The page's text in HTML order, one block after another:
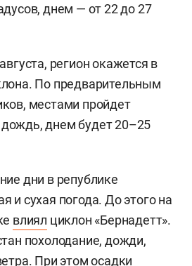
днем — от 22 до 27
регион окажется в
По предварительным
местами пройдет
днем будет 20–25
дни в републике
и сухая погода. До этого на
влиял циклон «Бернадетт».
похолодание, дожди,
При этом осадки